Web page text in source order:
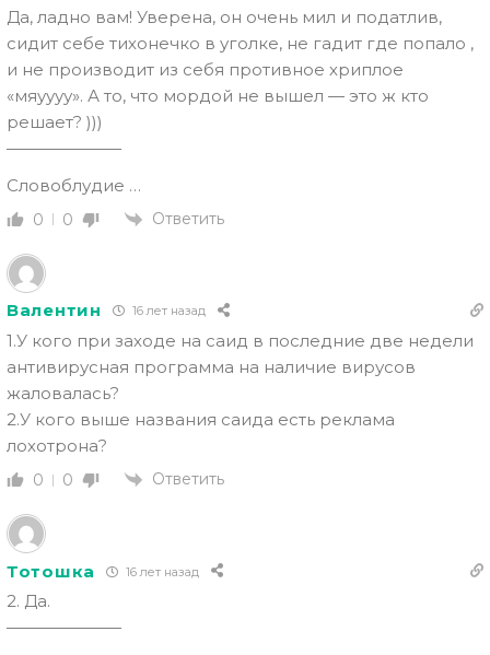
Да, ладно вам! Уверена, он очень мил и податлив,
сидит себе тихонечко в уголке, не гадит где попало ,
и не производит из себя противное хриплое
«мяуууу». А то, что мордой не вышел — это ж кто
решает? )))
———————
Словоблудие …
0 0 Ответить
Валентин 16 лет назад
1.У кого при заходе на саид в последние две недели
антивирусная программа на наличие вирусов
жаловалась?
2.У кого выше названия саида есть реклама
лохотрона?
0 0 Ответить
Тотошка 16 лет назад
2. Да.
———————